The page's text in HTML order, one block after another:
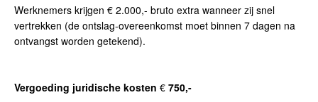
Werknemers krijgen € 2.000,- bruto extra wanneer zij snel
vertrekken (de ontslag-overeenkomst moet binnen 7 dagen na
ontvangst worden getekend).
Vergoeding juridische kosten € 750,-